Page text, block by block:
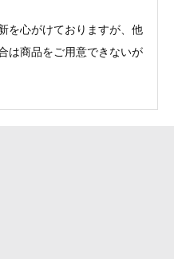
を心がけておりますが、他
は商品をご用意できないが